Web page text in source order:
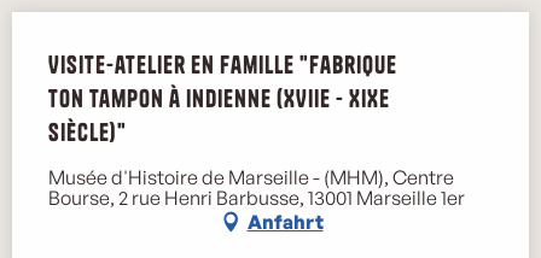
Visite-atelier en famille "Fabrique
ton tampon à indienne (XVIIe - XIXe
siècle)"
Musée d'Histoire de Marseille - (MHM), Centre
Bourse, 2 rue Henri Barbusse, 13001 Marseille 1er
Anfahrt